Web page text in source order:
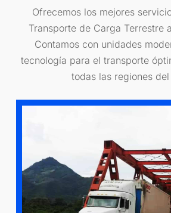
Ofrecemos los mejores
Transporte de Carga Terrestre
Contamos con unidades
tecnología para el transporte
todas las regiones del